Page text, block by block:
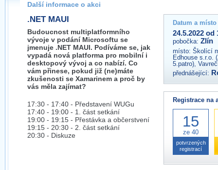
zlin@wug.cz
Další informace o akci
.NET MAUI
Budoucnost multiplatformního
vývoje v podání Microsoftu se
jmenuje .NET MAUI. Podíváme se, jak
vypadá nová platforma pro mobilní i
desktopový vývoj a co nabízí. Co
vám přinese, pokud již (ne)máte
zkušenosti se Xamarinem a proč by
vás měla zajímat?
17:30 - 17:40 - Představení WUGu
17:40 - 19:00 - 1. část setkání
19:00 - 19:15 - Přestávka a občerstvení
19:15 - 20:30 - 2. část setkání
20:30 - Diskuze
Datum a
24.5.2022 od
pobočka: Zlín
místo: Školící
Edhouse s.r.o.
5.patro),
přednášející:
Registrace na
15
ze 40
potvrzených
registrací